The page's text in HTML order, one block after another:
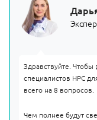
Здравствуйте. Чтобы
специалистов НРС
всего на 8 вопросов.
Чем полнее будут